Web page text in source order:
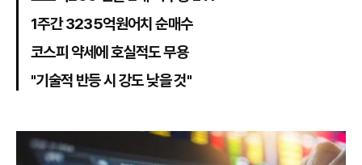
1주간 3235억원어치 순매수
코스피 약세에 호실적도 무용
"기술적 반등 시 강도 낮을 것"